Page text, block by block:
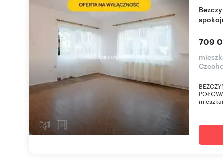
Bezczynszowe mieszkanie z ogródkiem w
709